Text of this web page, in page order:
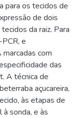
para os tecidos de
de dois
da raiz. Para
e
com
das
A técnica de
açucareira,
às etapas de
sonda, e às